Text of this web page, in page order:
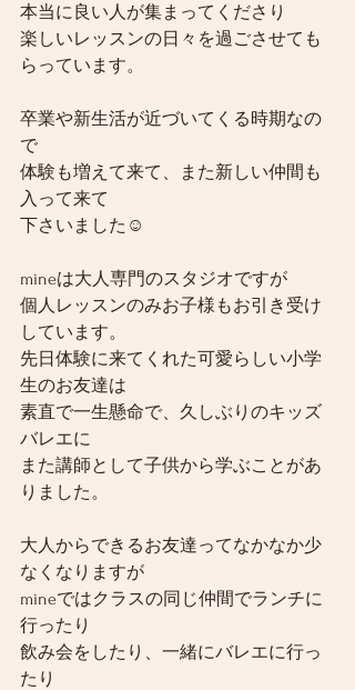
本当に良い人が集まってくださり
楽しいレッスンの日々を過ごさせても
らっています。
卒業や新生活が近づいてくる時期なの
で
体験も増えて来て、また新しい仲間も
入って来て
下さいました☺️
mineは大人専門のスタジオですが
個人レッスンのみお子様もお引き受け
しています。
先日体験に来てくれた可愛らしい小学
生のお友達は
素直で一生懸命で、久しぶりのキッズ
バレエに
また講師として子供から学ぶことがあ
りました。
大人からできるお友達ってなかなか少
なくなりますが
mineではクラスの同じ仲間でランチに
行ったり
飲み会をしたり、一緒にバレエに行っ
たり